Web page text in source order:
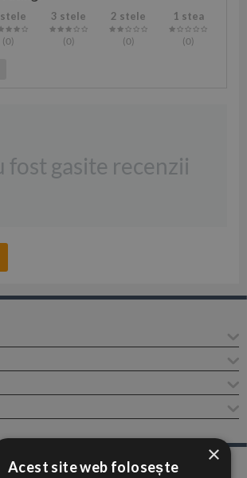
(0)
3 stele
(0)
2 stele
(0)
1 stea
(0)
fost gasite recenzii
×
Acest site web folosește